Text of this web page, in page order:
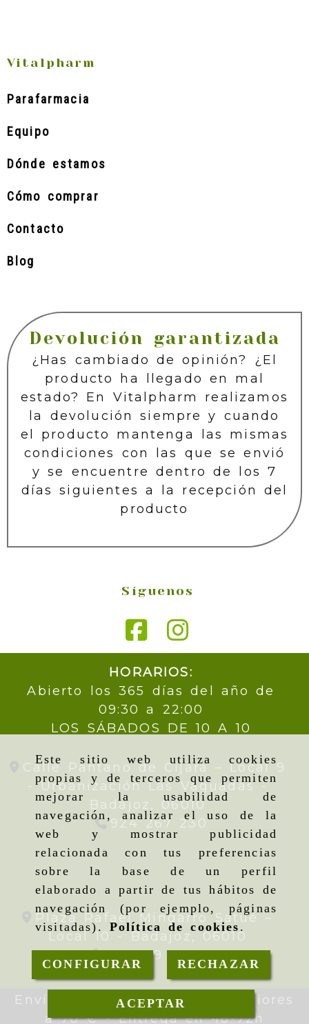
Este sitio web utiliza cookies
propias y de terceros que permiten
mejorar la usabilidad de
navegación, analizar el uso de la
web y mostrar publicidad
relacionada con tus preferencias
sobre la base de un perfil
elaborado a partir de tus hábitos de
navegación (por ejemplo, páginas
visitadas). Política de cookies .
CONFIGURAR RECHAZAR
ACEPTAR
Vitalpharm
Parafarmacia
Equipo
Dónde estamos
Cómo comprar
Contacto
Blog
Devolución garantizada
¿Has cambiado de opinión? ¿El
producto ha llegado en mal
estado? En Vitalpharm realizamos
la devolución siempre y cuando
el producto mantenga las mismas
condiciones con las que se envió
y se encuentre dentro de los 7
días siguientes a la recepción del
producto
Síguenos
HORARIOS:
Abierto los 365 días del año de
09:30 a 22:00
LOS SÁBADOS DE 10 A 10
Calle Pantano de Cijara – Local 9
- Urbanización Las Vaguadas -
Badajoz, 06010
924 267 230
Plaza Rafael Mingarro Satué –
Local 10 -
Badajoz, 06010
924 09 19 95
Envíos gratis en pedidos superiores
a 70 € - Entrega en 48-72h